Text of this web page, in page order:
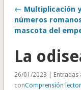
← Multiplicación y
números
mascota del
La
26/01/2023 | Entradas
conComprensión